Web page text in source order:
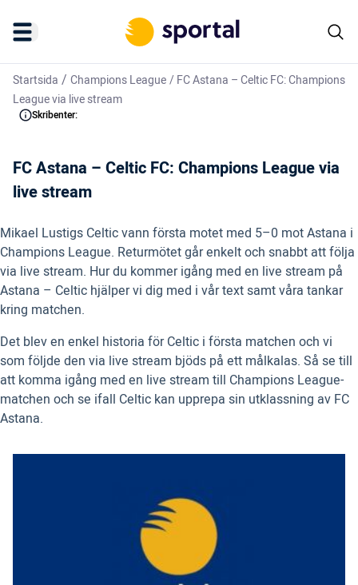
Startsida / Champions League/FC Astana – Celtic FC: Champions
League via live stream
Skribenter:
FC Astana – Celtic FC: Champions League via
live stream
Mikael Lustigs Celtic vann första motet med 5–0 mot Astana i
Champions League. Returmötet går enkelt och snabbt att följa
via live stream. Hur du kommer igång med en live stream på
Astana – Celtic hjälper vi dig med i vår text samt våra tankar
kring matchen.
Det blev en enkel historia för Celtic i första matchen och vi
som följde den via live stream bjöds på ett målkalas. Så se till
att komma igång med en live stream till Champions League-
matchen och se ifall Celtic kan upprepa sin utklassning av FC
Astana.